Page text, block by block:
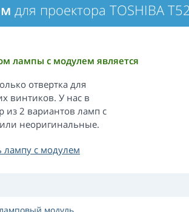
для проектора TOSHIBA
лампы с модулем является
отвертка для
винтиков. У нас в
из 2 вариантов ламп с
неоригинальные.
лампу с модулем